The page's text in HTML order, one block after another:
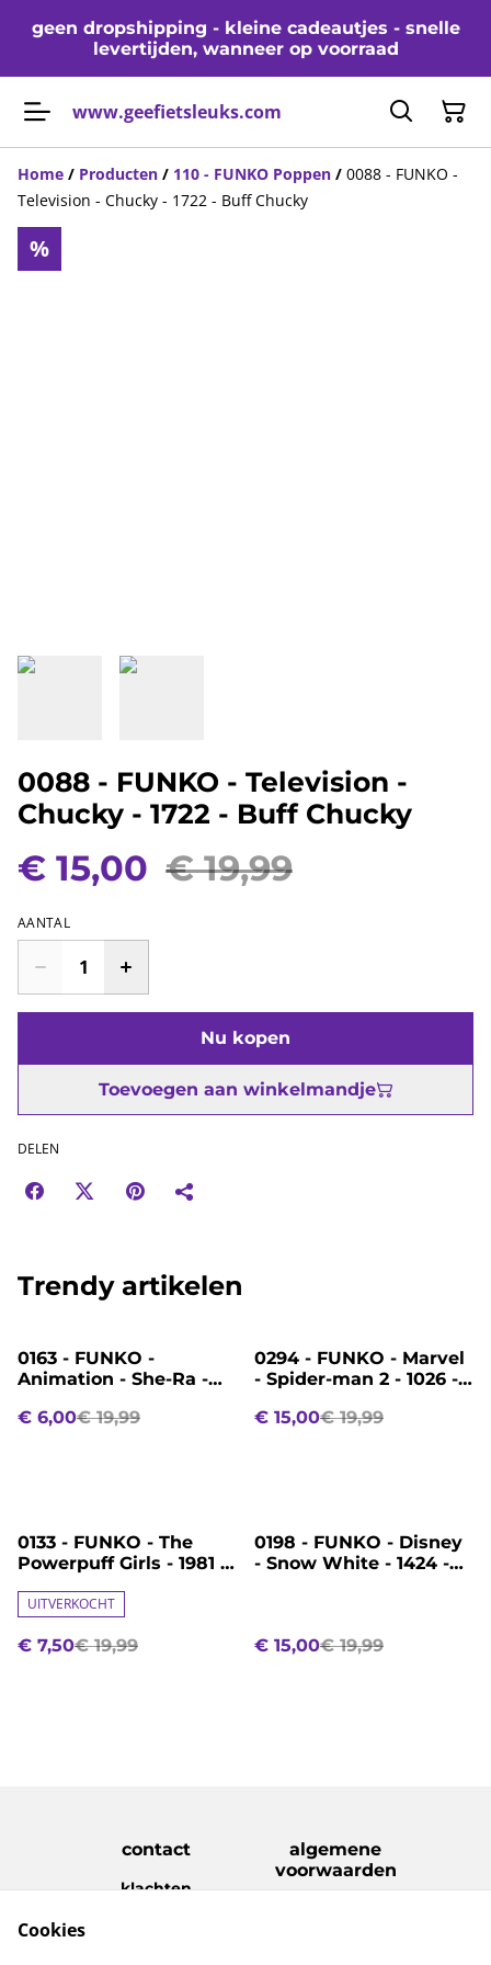
geen dropshipping - kleine cadeautjes - snelle
levertijden, wanneer op voorraad
www.geefietsleuks.com
Home / Producten / 110 - FUNKO Poppen / 0088 - FUNKO -
Television - Chucky - 1722 - Buff Chucky
%
0088 - FUNKO - Television -
Chucky - 1722 - Buff Chucky
€ 15,00 € 19,99
AANTAL
Nu kopen
Toevoegen aan winkelmandje
DELEN
Trendy artikelen
%
0163 - FUNKO -
Animation - She-Ra -
€ 6,00€ 19,99
%
0294 - FUNKO - Marvel
- Spider-man 2 - 1026 -
€ 15,00€ 19,99
%
0133 - FUNKO - The
Powerpuff Girls - 1981 -
UITVERKOCHT
€ 7,50€ 19,99
%
0198 - FUNKO - Disney
- Snow White - 1424 -
€ 15,00€ 19,99
contact
klachten
algemene
voorwaarden
Cookies